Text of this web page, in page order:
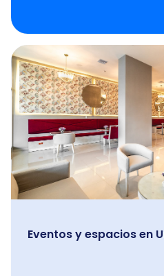
Eventos y espacios en